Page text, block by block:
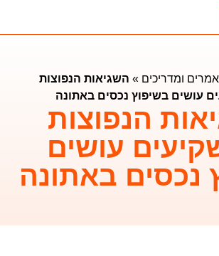
ומדריכים»השגיאות הנפוצות
עושים בשיפוץ נכסים באתונה
הנפוצות
עושים
נכסים באתונה